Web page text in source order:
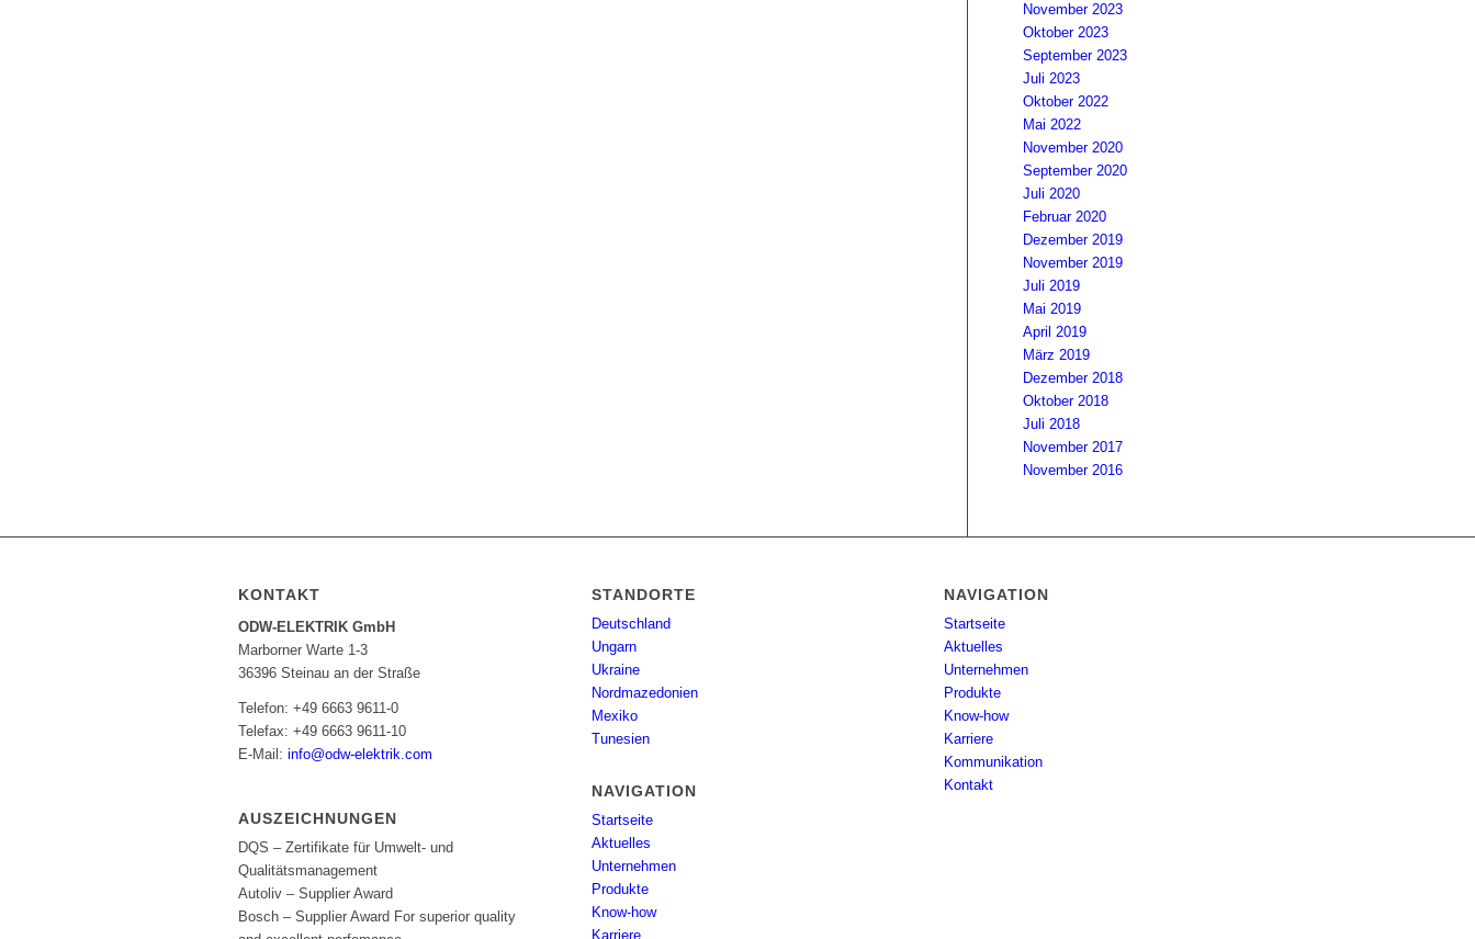
November 2023
Oktober 2023
September 2023
Juli 2023
Oktober 2022
Mai 2022
November 2020
September 2020
Juli 2020
Februar 2020
Dezember 2019
November 2019
Juli 2019
Mai 2019
April 2019
März 2019
Dezember 2018
Oktober 2018
Juli 2018
November 2017
November 2016
KONTAKT
ODW-ELEKTRIK GmbH
Marborner Warte 1-3
36396 Steinau an der Straße
Telefon: +49 6663 9611-0
Telefax: +49 6663 9611-10
E-Mail: info@odw-elektrik.com
AUSZEICHNUNGEN
DQS – Zertifikate für Umwelt- und
Qualitätsmanagement
Autoliv – Supplier Award
Bosch – Supplier Award For superior quality
STANDORTE
Deutschland
Ungarn
Ukraine
Nordmazedonien
Mexiko
Tunesien
NAVIGATION
Startseite
Aktuelles
Unternehmen
Produkte
Know-how
Karriere
NAVIGATION
Startseite
Aktuelles
Unternehmen
Produkte
Know-how
Karriere
Kommunikation
Kontakt